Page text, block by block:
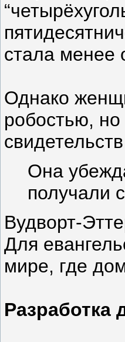
стала менее
Однако
робостью,
Она
получали
Вудворт-
Для
мире, где
Разработка